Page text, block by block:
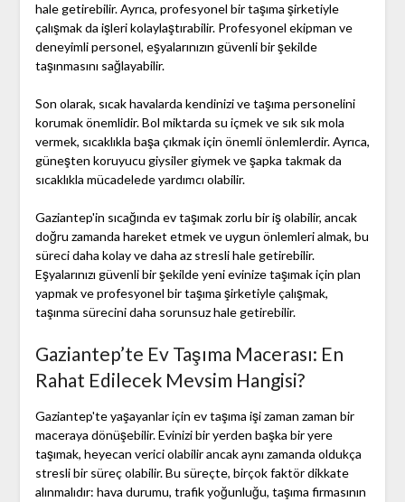
hale getirebilir. Ayrıca, profesyonel bir taşıma şirketiyle
çalışmak da işleri kolaylaştırabilir. Profesyonel ekipman ve
deneyimli personel, eşyalarınızın güvenli bir şekilde
taşınmasını sağlayabilir.
Son olarak, sıcak havalarda kendinizi ve taşıma personelini
korumak önemlidir. Bol miktarda su içmek ve sık sık mola
vermek, sıcaklıkla başa çıkmak için önemli önlemlerdir. Ayrıca,
güneşten koruyucu giysiler giymek ve şapka takmak da
sıcaklıkla mücadelede yardımcı olabilir.
Gaziantep'in sıcağında ev taşımak zorlu bir iş olabilir, ancak
doğru zamanda hareket etmek ve uygun önlemleri almak, bu
süreci daha kolay ve daha az stresli hale getirebilir.
Eşyalarınızı güvenli bir şekilde yeni evinize taşımak için plan
yapmak ve profesyonel bir taşıma şirketiyle çalışmak,
taşınma sürecini daha sorunsuz hale getirebilir.
Gaziantep’te Ev Taşıma Macerası: En
Rahat Edilecek Mevsim Hangisi?
Gaziantep'te yaşayanlar için ev taşıma işi zaman zaman bir
maceraya dönüşebilir. Evinizi bir yerden başka bir yere
taşımak, heyecan verici olabilir ancak aynı zamanda oldukça
stresli bir süreç olabilir. Bu süreçte, birçok faktör dikkate
alınmalıdır: hava durumu, trafik yoğunluğu, taşıma firmasının